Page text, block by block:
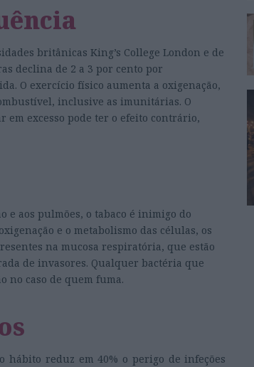
britânicas King’s College London e de
declina de 2 a 3 por cento por
O exercício físico aumenta a oxigenação,
inclusive as imunitárias. O
excesso pode ter o efeito contrário,
e aos pulmões, o tabaco é inimigo do
e o metabolismo das células, os
na mucosa respiratória, que estão
de invasores. Qualquer bactéria que
no caso de quem fuma.
hábito reduz em 40% o perigo de infeções